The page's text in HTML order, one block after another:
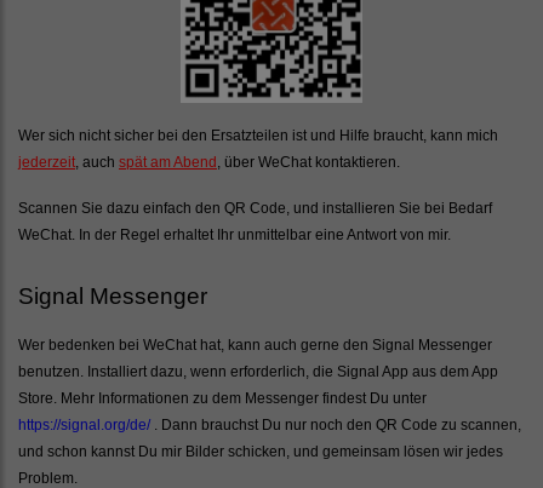
Wer sich nicht sicher bei den Ersatzteilen ist und Hilfe braucht, kann mich
jederzeit , auch spät am Abend , über WeChat kontaktieren.
Scannen Sie dazu einfach den QR Code, und installieren Sie bei Bedarf
WeChat. In der Regel erhaltet Ihr unmittelbar eine Antwort von mir.
Signal Messenger
Wer bedenken bei WeChat hat, kann auch gerne den Signal Messenger
benutzen. Installiert dazu, wenn erforderlich, die Signal App aus dem App
Store. Mehr Informationen zu dem Messenger findest Du unter
https://signal.org/de/ . Dann brauchst Du nur noch den QR Code zu scannen,
und schon kannst Du mir Bilder schicken, und gemeinsam lösen wir jedes
Problem.